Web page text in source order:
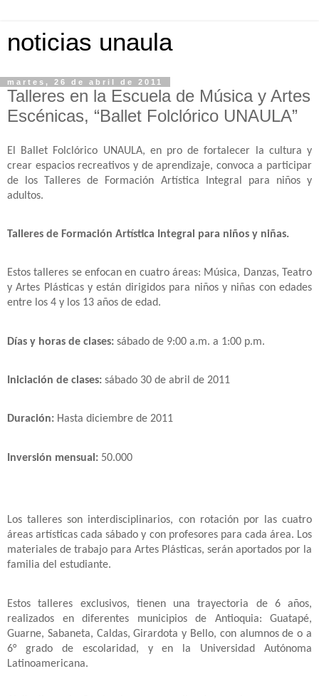
noticias unaula
martes, 26 de abril de 2011
Talleres en la Escuela de Música y Artes
Escénicas, “Ballet Folclórico UNAULA”
El Ballet Folclórico UNAULA, en pro de fortalecer la cultura y
crear espacios recreativos y de aprendizaje, convoca a participar
de los Talleres de Formación Artística Integral para niños y
adultos.
Talleres de Formación Artística Integral para niños y niñas.
Estos talleres se enfocan en cuatro áreas: Música, Danzas, Teatro
y Artes Plásticas y están dirigidos para niños y niñas con edades
entre los 4 y los 13 años de edad.
Días y horas de clases: sábado de 9:00 a.m. a 1:00 p.m.
Iniciación de clases: sábado 30 de abril de 2011
Duración: Hasta diciembre de 2011
Inversión mensual: 50.000
Los talleres son interdisciplinarios, con rotación por las cuatro
áreas artísticas cada sábado y con profesores para cada área. Los
materiales de trabajo para Artes Plásticas, serán aportados por la
familia del estudiante.
Estos talleres exclusivos, tienen una trayectoria de 6 años,
realizados en diferentes municipios de Antioquia: Guatapé,
Guarne, Sabaneta, Caldas, Girardota y Bello, con alumnos deo a
6° grado de escolaridad, y en la Universidad Autónoma
Latinoamericana.